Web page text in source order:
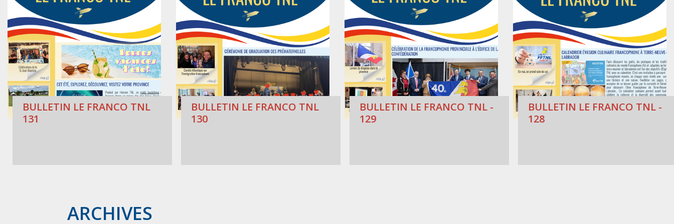
BULLETIN LE FRANCO TNL
131
BULLETIN LE FRANCO TNL
130
BULLETIN LE FRANCO TNL -
129
BULLETIN LE FRANCO TNL -
128
ARCHIVES